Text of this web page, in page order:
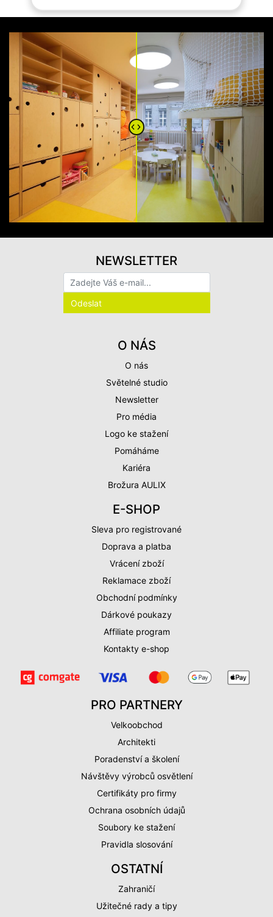
O NÁS
O nás
Světelné studio
Newsletter
Pro média
Logo ke stažení
Pomáháme
Kariéra
Brožura AULIX
E-SHOP
Sleva pro registrované
Doprava a platba
Vrácení zboží
Reklamace zboží
Obchodní podmínky
Dárkové poukazy
Affiliate program
Kontakty e-shop
PRO PARTNERY
Velkoobchod
Architekti
Poradenství a školení
Návštěvy výrobců osvětlení
Certifikáty pro firmy
Ochrana osobních údajů
Soubory ke stažení
Pravidla slosování
OSTATNÍ
Zahraničí
Užitečné rady a tipy
NEWSLETTER